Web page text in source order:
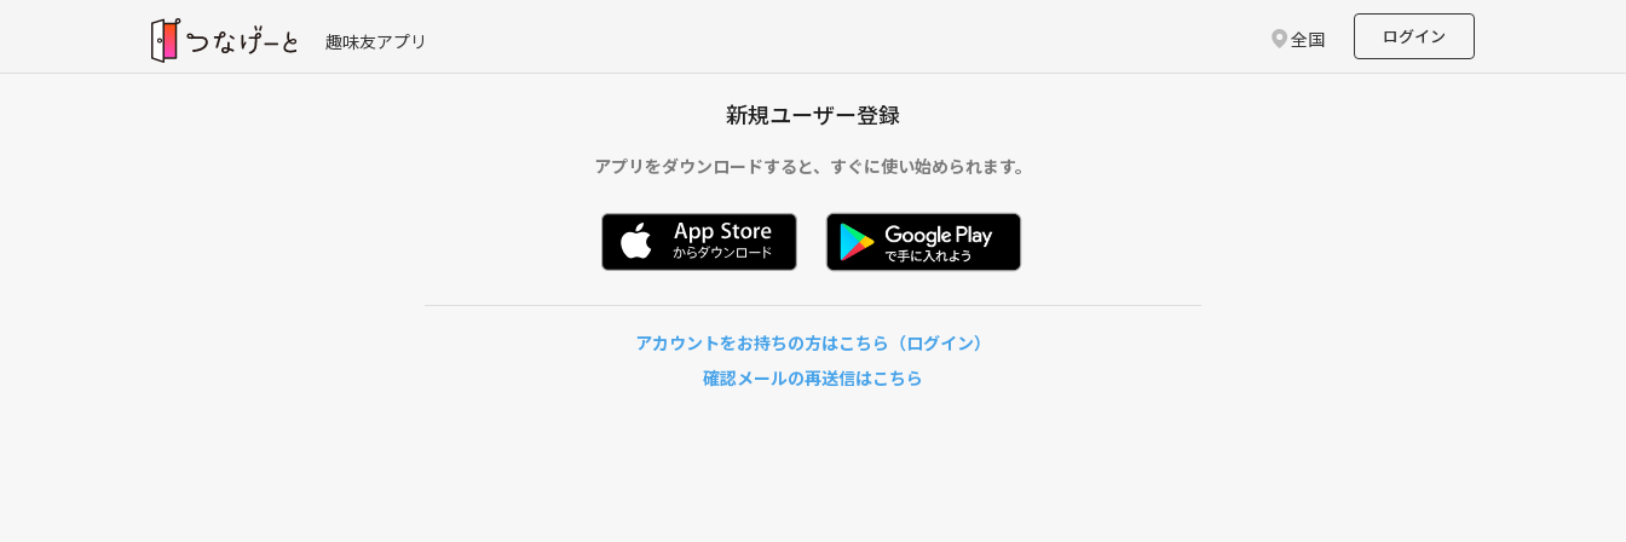
趣味友アプリ 全国 ログイン
新規ユーザー登録
アプリをダウンロードすると、 すぐに使い始められます。
アカウントをお持ちの方はこちら（ログイン）
確認メールの再送信はこちら